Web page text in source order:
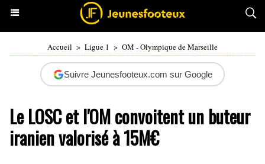
Accueil > Ligue 1 > OM - Olympique de Marseille
Suivre Jeunesfooteux.com sur Google
Le LOSC et l'OM convoitent un buteur
iranien valorisé à 15M€